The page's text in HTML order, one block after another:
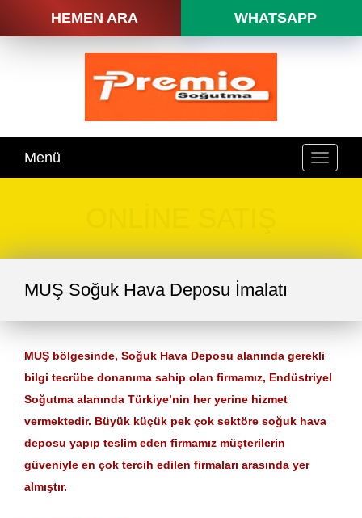
HEMEN ARA WHATSAPP
Mobil
Menü
Menü
MUŞ Soğuk Hava Deposu İmalatı
MUŞ bölgesinde, Soğuk Hava Deposu alanında gerekli
bilgi tecrübe donanıma sahip olan firmamız, Endüstriyel
Soğutma alanında Türkiye’nin her yerine hizmet
vermektedir. Büyük küçük pek çok sektöre soğuk hava
deposu yapıp teslim eden firmamız müşterilerin
güveniyle en çok tercih edilen firmaları arasında yer
almıştır.